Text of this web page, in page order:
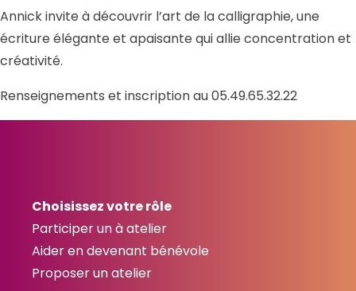
Annick invite à découvrir l’art de la calligraphie, une
écriture élégante et apaisante qui allie concentration et
créativité.
Renseignements et inscription au 05.49.65.32.22
Choisissez votre rôle
Participer un à atelier
Aider en devenant bénévole
Proposer un atelier